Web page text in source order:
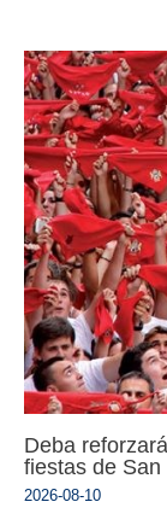
Deba
fiestas de San
2026-08-10